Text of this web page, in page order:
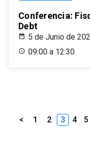
Conferencia:
Debt
5 de Junio de
09:00 a 12:30
< 1 2 3 4 5